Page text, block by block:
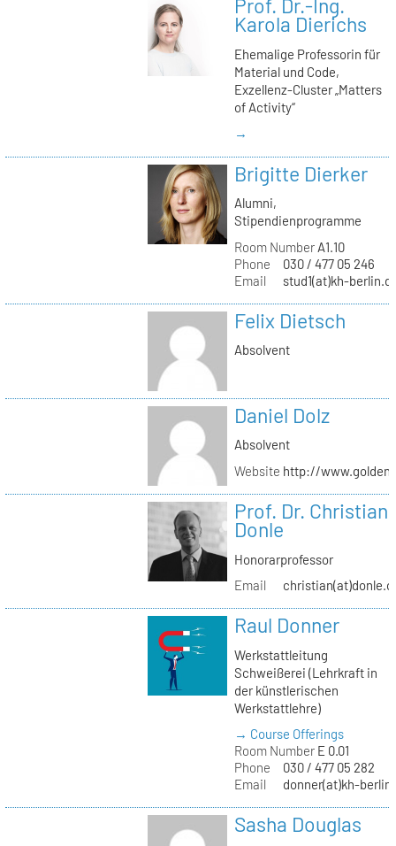
Prof. Dr.-Ing.
Karola Dierichs
Ehemalige Professorin für
Material und Code,
Exzellenz-Cluster „Matters
of Activity“
→
Brigitte Dierker
Alumni,
Stipendienprogramme
Room NumberA1.10
Phone
030 / 477 05 246
Email
stud1(at)kh-
Felix Dietsch
Absolvent
Daniel Dolz
Absolvent
Website http://
Prof. Dr. Christian
Donle
Honorarprofessor
Email
Raul Donner
Werkstattleitung
Schweißerei (Lehrkraft in
der künstlerischen
Werkstattlehre)
→ Course Offerings
Room NumberE 0.01
Phone
030 / 477 05 282
Email
donner(at)kh-
Sasha Douglas